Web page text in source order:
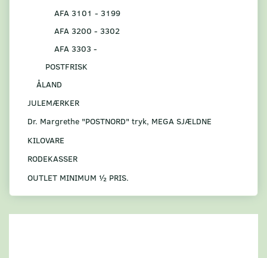
AFA 3101 - 3199
AFA 3200 - 3302
AFA 3303 -
POSTFRISK
ÅLAND
JULEMÆRKER
Dr. Margrethe "POSTNORD" tryk, MEGA SJÆLDNE
KILOVARE
RODEKASSER
OUTLET MINIMUM ½ PRIS.